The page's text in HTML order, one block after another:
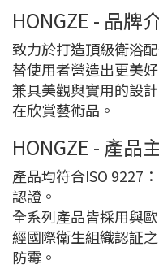
HONGZE - 品牌
致力於打造頂級衛浴
替使用者營造出更美
兼具美觀與實用的設
在欣賞藝術品。
HONGZE - 產品
產品均符合ISO 9227
認證。
全系列產品皆採用與
經國際衛生組織認証
防霉。